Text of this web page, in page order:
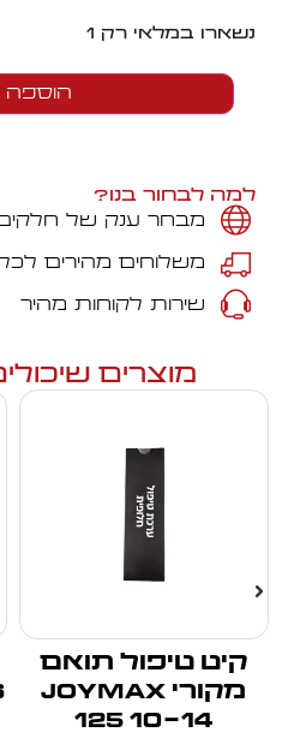
נשארו במלאי רק 1
למה לבחור בנו?
מבחר ענק של חלקים
משלוחים מהירים
שירות לקוחות מהיר
מוצרים
קיט טיפול תואם
מקורי JOYMAX
125 10-14